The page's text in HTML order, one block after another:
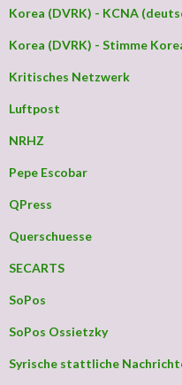
Korea (DVRK) - KCNA
Korea (DVRK) - Stimme
Kritisches Netzwerk
Luftpost
NRHZ
Pepe Escobar
QPress
Querschuesse
SECARTS
SoPos
SoPos Ossietzky
Syrische stattliche